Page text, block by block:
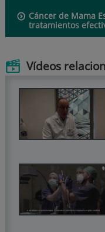
Cáncer de Mama
tratamientos
Vídeos